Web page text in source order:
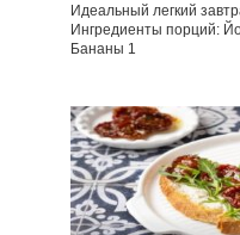
Идеальный легкий
Ингредиенты порций:
Бананы 1